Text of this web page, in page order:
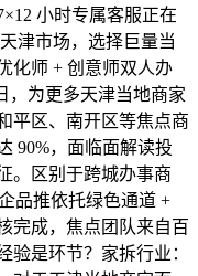
小时专属客服正在
津市场，选择巨量当
化师 + 创意师双人办
，为更多天津当地商家
平区、南开区等焦点商
90%，面临面解读投
。区别于跨城办事商
品推依托绿色通道 +
完成，焦点团队来自百
验是环节？家拆行业：